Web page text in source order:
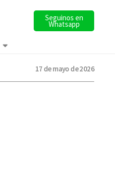
Seguinos en
Whatsapp
17 de mayo de 2026